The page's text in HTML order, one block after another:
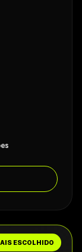
ESCOLHIDO